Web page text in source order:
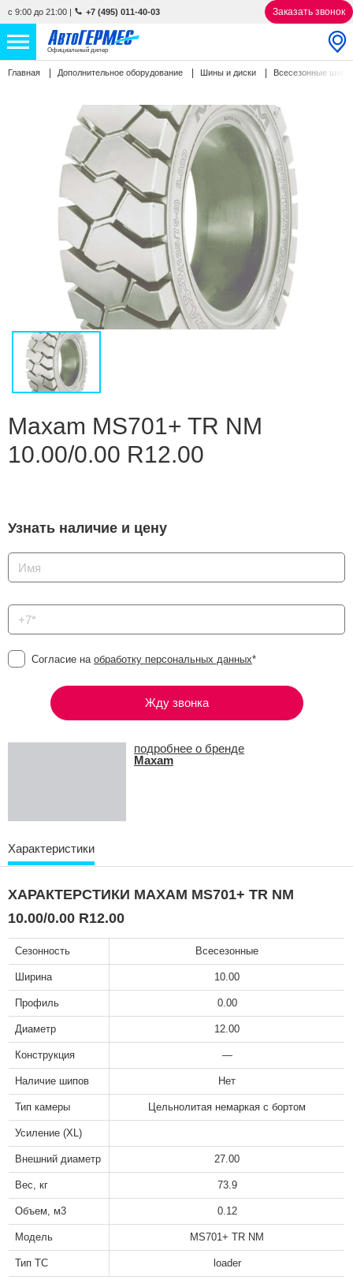
с 9:00 до 21:00 | +7 (495) 011-40-03 Заказать звонок
Официальный дилер
НОВЫЕ АВТОМОБИЛИ 4761 авто
С ПРОБЕГОМ 847 авто
СЕРВИС
УСЛУГИ
О КОМПАНИИ
КОНТАКТЫ
Избранное
Сравнение
Главная Дополнительное оборудование Шины и диски Всесезонные
Maxam MS701+ TR NM
10.00/0.00 R12.00
Узнать наличие и цену
Согласие на обработку персональных данных*
Жду звонка
подробнее о бренде
Maxam
Характеристики
ХАРАКТЕРСТИКИ MAXAM MS701+ TR NM
10.00/0.00 R12.00
Сезонность Всесезонные
Ширина 10.00
Профиль 0.00
Диаметр 12.00
Конструкция —
Наличие шипов Нет
Тип камеры Цельнолитая немаркая с бортом
Усиление (XL)
Внешний диаметр 27.00
Вес, кг 73.9
Объем, м3 0.12
Модель MS701+ TR NM
Тип ТС loader